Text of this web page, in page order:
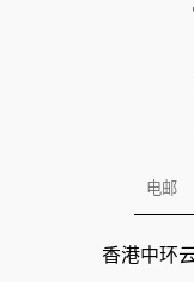
香港中环